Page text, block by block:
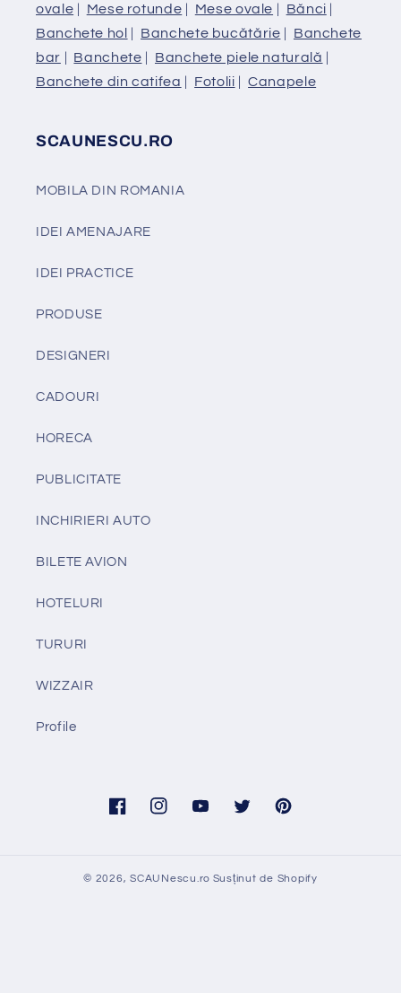
ovale | Mese rotunde | Mese ovale | Bănci |
Banchete hol | Banchete bucătărie | Banchete
bar | Banchete | Banchete piele naturală |
Banchete din catifea | Fotolii |Canapele
SCAUNESCU.RO
MOBILA DIN ROMANIA
IDEI AMENAJARE
IDEI PRACTICE
PRODUSE
DESIGNERI
CADOURI
HORECA
PUBLICITATE
INCHIRIERI AUTO
BILETE AVION
HOTELURI
TURURI
WIZZAIR
Profile
FacebookInstagramYouTubeTwitter Pinterest
© 2026,SCAUNescu.ro Susținut de Shopify